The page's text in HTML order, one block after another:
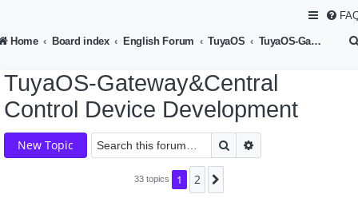
Home Board index English Forum TuyaOS TuyaOS-Gateway&Central Control Device Development
TuyaOS-Gateway&Central
Control Device Development
New Topic Search
33 topics 1 2